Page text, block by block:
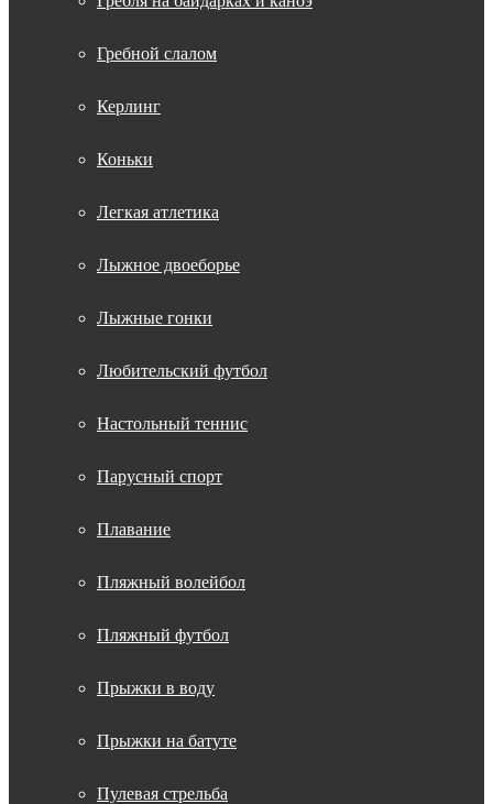
Гребной слалом
Керлинг
Коньки
Легкая атлетика
Лыжное двоеборье
Лыжные гонки
Любительский футбол
Настольный теннис
Парусный спорт
Плавание
Пляжный волейбол
Пляжный футбол
Прыжки в воду
Прыжки на батуте
Пулевая стрельба